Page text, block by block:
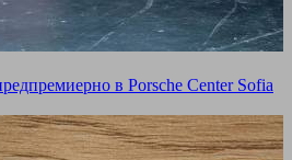
в Porsche Center Sofia